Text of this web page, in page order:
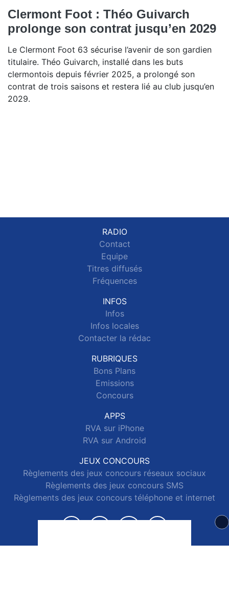
Clermont Foot : Théo Guivarch
prolonge son contrat jusqu’en 2029
Le Clermont Foot 63 sécurise l’avenir de son gardien
titulaire. Théo Guivarch, installé dans les buts
clermontois depuis février 2025, a prolongé son
contrat de trois saisons et restera lié au club jusqu’en
2029.
RADIO
Contact
Equipe
Titres diffusés
Fréquences
INFOS
Infos
Infos locales
Contacter la rédac
RUBRIQUES
Bons Plans
Emissions
Concours
APPS
RVA sur iPhone
RVA sur Android
JEUX CONCOURS
Règlements des jeux concours réseaux sociaux
Règlements des jeux concours SMS
Règlements des jeux concours téléphone et internet